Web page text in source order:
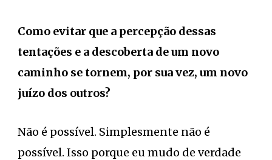
Como evitar que a percepção dessas
tentações e a descoberta de um novo
caminho se tornem, por sua vez, um novo
juízo dos outros?
Não é possível. Simplesmente não é
possível. Isso porque eu mudo de verdade